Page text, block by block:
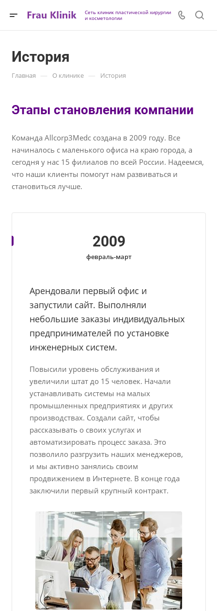
Сеть клиник пластической хирургии
и косметологии
История
Главная — О клинике — История
Этапы становления компании
Команда Allcorp3Medc создана в 2009 году. Все
начиналось с маленького офиса на краю города, а
сегодня у нас 15 филиалов по всей России. Надеемся,
что наши клиенты помогут нам развиваться и
становиться лучше.
2009
февраль-март
Арендовали первый офис и
запустили сайт. Выполняли
небольшие заказы индивидуальных
предпринимателей по установке
инженерных систем.
Повысили уровень обслуживания и
увеличили штат до 15 человек. Начали
устанавливать системы на малых
промышленных предприятиях и других
производствах. Создали сайт, чтобы
рассказывать о своих услугах и
автоматизировать процесс заказа. Это
позволило разгрузить наших менеджеров,
и мы активно занялись своим
продвижением в Интернете. В конце года
заключили первый крупный контракт.